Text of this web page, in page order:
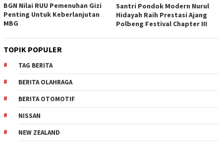
BGN Nilai RUU Pemenuhan Gizi
Penting Untuk Keberlanjutan
MBG
Santri Pondok Modern Nurul
Hidayah Raih Prestasi Ajang
Polbeng Festival Chapter III
TOPIK POPULER
TAG BERITA
BERITA OLAHRAGA
BERITA OTOMOTIF
NISSAN
NEW ZEALAND